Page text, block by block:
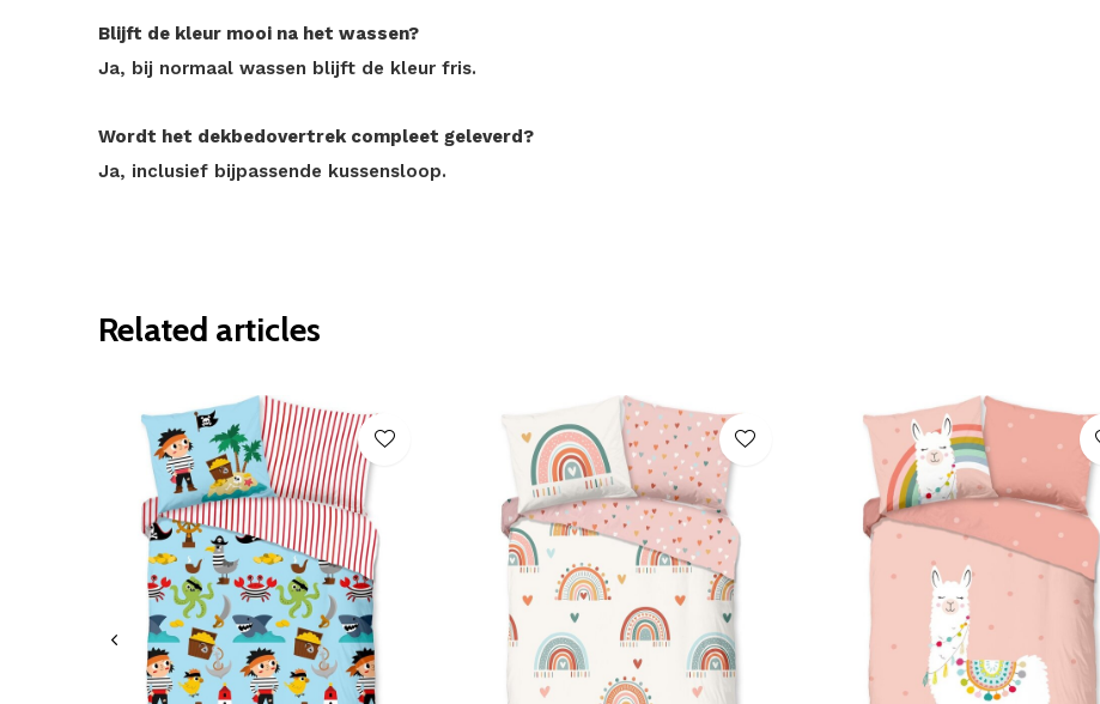
Blijft de kleur mooi na het wassen?
Ja, bij normaal wassen blijft de kleur fris.
Wordt het dekbedovertrek compleet geleverd?
Ja, inclusief bijpassende kussensloop.
Related articles